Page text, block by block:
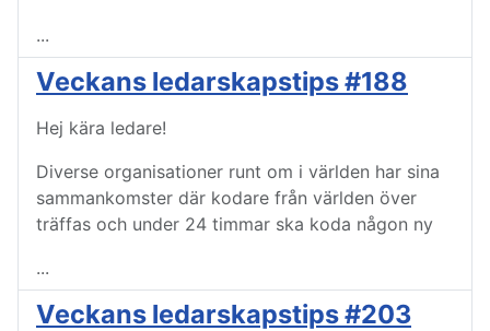
...
Veckans ledarskapstips #188
Hej kära ledare!
Diverse organisationer runt om i världen har sina
sammankomster där kodare från världen över
träffas och under 24 timmar ska koda någon ny
...
Veckans ledarskapstips #203